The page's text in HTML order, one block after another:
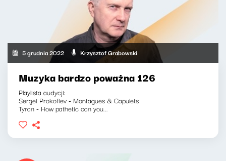
5 grudnia 2022 Krzysztof Grabowski
Muzyka bardzo poważna 126
Playlista audycji:
Sergei Prokofiev - Montagues & Capulets
Tyran - How pathetic can you...